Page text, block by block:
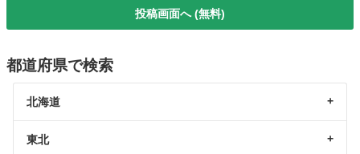
投稿画面へ (無料)
都道府県で検索
北海道
東北